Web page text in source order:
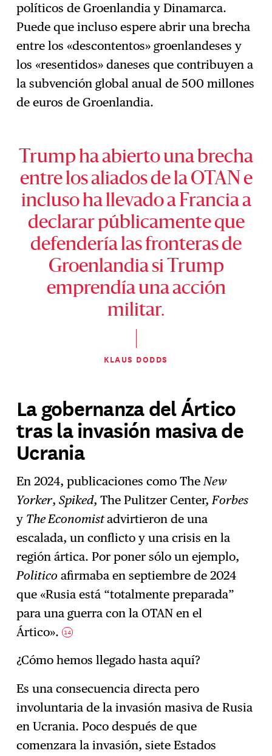
políticos de Groenlandia y Dinamarca.
Puede que incluso espere abrir una brecha
entre los «descontentos» groenlandeses y
los «resentidos» daneses que contribuyen a
la subvención global anual de 500 millones
de euros de Groenlandia.
Trump ha abierto una brecha
entre los aliados de la OTAN e
incluso ha llevado a Francia a
declarar públicamente que
defendería las fronteras de
Groenlandia si Trump
emprendía una acción
militar.
KLAUS DODDS
La gobernanza del Ártico
tras la invasión masiva de
Ucrania
En 2024, publicaciones como The New
Yorker,Spiked, The Pulitzer Center, Forbes
y The Economistadvirtieron de una
escalada, un conflicto y una crisis en la
región ártica. Por poner sólo un ejemplo,
Politico afirmaba en septiembre de 2024
que «Rusia está “totalmente preparada”
para una guerra con la OTAN en el
Ártico».14
¿Cómo hemos llegado hasta aquí?
Es una consecuencia directa pero
involuntaria de la invasión masiva de Rusia
en Ucrania. Poco después de que
comenzara la invasión, siete Estados